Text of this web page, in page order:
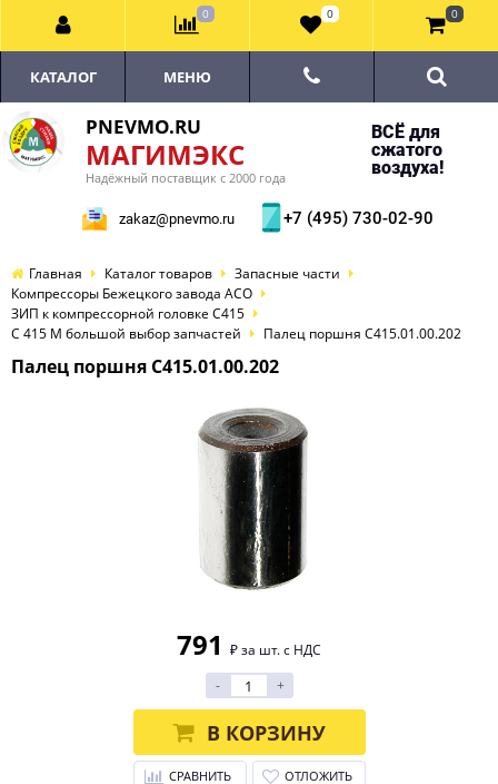
PNEVMO.RU
МАГИМЭКС
Надёжный поставщик с 2000 года
ВСЁ для
сжатого
воздуха!
zakaz@pnevmo.ru +7 (495) 730-02-90
КАТАЛОГ МЕНЮ
Главная Каталог товаров
Запасные части
Компрессоры Бежецкого завода АСО
ЗИП к компрессорной головке С415
С 415 М большой выбор запчастей
Палец поршня С415.01.00.202
Палец поршня С415.01.00.202
791 ₽ за шт. с НДС
-
+
В КОРЗИНУ
СРАВНИТЬ ОТЛОЖИТЬ
0 0 0